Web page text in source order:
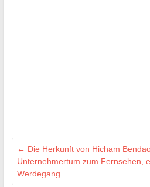
← Die Herkunft von Hicham
Unternehmertum zum Fernsehen,
Werdegang